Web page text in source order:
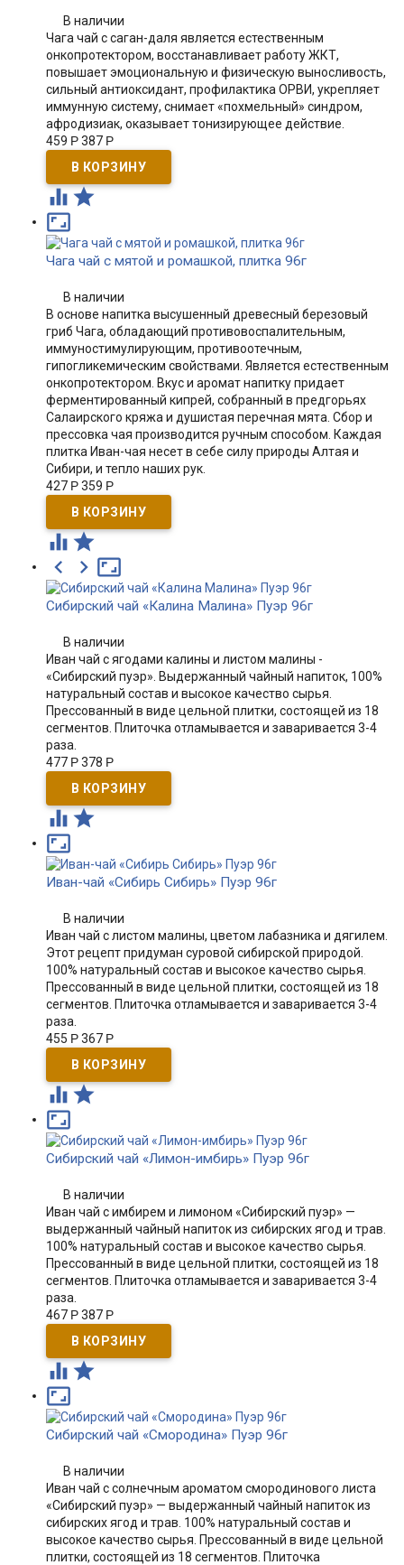
В наличии
Чага чай с саган-даля является естественным
онкопротектором, восстанавливает работу ЖКТ,
повышает эмоциональную и физическую выносливость,
сильный антиоксидант, профилактика ОРВИ, укрепляет
иммунную систему, снимает «похмельный» синдром,
афродизиак, оказывает тонизирующее действие.
459 Р 387 Р
 

Чага чай с мятой и ромашкой, плитка 96г
В наличии
​В основе напитка высушенный древесный березовый
гриб Чага, обладающий противовоспалительным,
иммуностимулирующим, противоотечным,
гипогликемическим свойствами. Является естественным
онкопротектором. Вкус и аромат напитку придает
ферментированный кипрей, собранный в предгорьях
Салаирского кряжа и душистая перечная мята. Сбор и
прессовка чая производится ручным способом. Каждая
плитка Иван-чая несет в себе силу природы Алтая и
Сибири, и тепло наших рук.
427 Р 359 Р
 

 
Сибирский чай «Калина Малина» Пуэр 96г
В наличии
Иван чай с ягодами калины и листом малины -
«Сибирский пуэр». Выдержанный чайный напиток, 100%
натуральный состав и высокое качество сырья.
Прессованный в виде цельной плитки, состоящей из 18
сегментов. Плиточка отламывается и заваривается 3-4
раза.
477 Р 378 Р
 

Иван-чай «Сибирь Сибирь» Пуэр 96г
В наличии
Иван чай с листом малины, цветом лабазника и дягилем.
Этот рецепт придуман суровой сибирской природой.
100% натуральный состав и высокое качество сырья.
Прессованный в виде цельной плитки, состоящей из 18
сегментов. Плиточка отламывается и заваривается 3-4
раза.
455 Р 367 Р
 

Сибирский чай «Лимон-имбирь» Пуэр 96г
В наличии
Иван чай с имбирем и лимоном «Сибирский пуэр» —
выдержанный чайный напиток из сибирских ягод и трав.
100% натуральный состав и высокое качество сырья.
Прессованный в виде цельной плитки, состоящей из 18
сегментов. Плиточка отламывается и заваривается 3-4
раза.
467 Р 387 Р
 

Сибирский чай «Смородина» Пуэр 96г
В наличии
Иван чай с солнечным ароматом смородинового листа
«Сибирский пуэр» — выдержанный чайный напиток из
сибирских ягод и трав. 100% натуральный состав и
высокое качество сырья. Прессованный в виде цельной
плитки, состоящей из 18 сегментов. Плиточка